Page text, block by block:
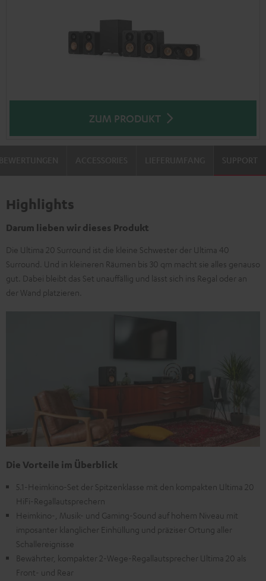
ZUM PRODUKT
SUPPORT
Highlights
Darum lieben wir dieses Produkt
Die Ultima 20 Surround ist die kleine Schwester der Ultima 40
Surround. Und in kleineren Räumen bis 30 qm macht sie alles genauso
gut. Dabei bleibt das Set unauffällig und lässt sich ins Regal oder an
der Wand platzieren.
Die Vorteile im Überblick
5.1-Heimkino-Set der Spitzenklasse mit den kompakten Ultima 20
HiFi-Regallautsprechern
Heimkino-, Musik- und Gaming-Sound auf hohem Niveau mit
imposanter klanglicher Einhüllung und präziser Ortung aller
Schallereignisse
Bewährter, kompakter 2-Wege-Regallautsprecher Ultima 20 als
Front- und Rear